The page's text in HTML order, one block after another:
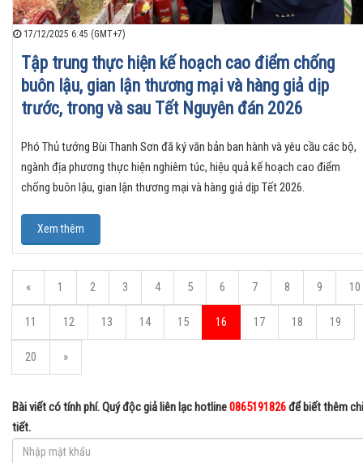
17/12/2025 6:45 (GMT+7)
Tập trung thực hiện kế hoạch cao điểm chống
buôn lậu, gian lận thương mại và hàng giả dịp
trước, trong và sau Tết Nguyên đán 2026
Phó Thủ tướng Bùi Thanh Sơn đã ký văn bản ban hành và yêu cầu các bộ,
ngành địa phương thực hiện nghiêm túc, hiệu quả kế hoạch cao điểm
chống buôn lậu, gian lận thương mại và hàng giả dịp Tết 2026.
Xem thêm
« 1 2 3 4 5 6 7 8 9 10
11 12 13 14 15 16 17 18 19
20 »
Bài viết có tính phí. Quý độc giả liên lạc hotline0865191826để biết thêm chi
tiết.